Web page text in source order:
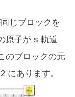
じブロックを
原子が s 軌道
のブロックの元
にあります。